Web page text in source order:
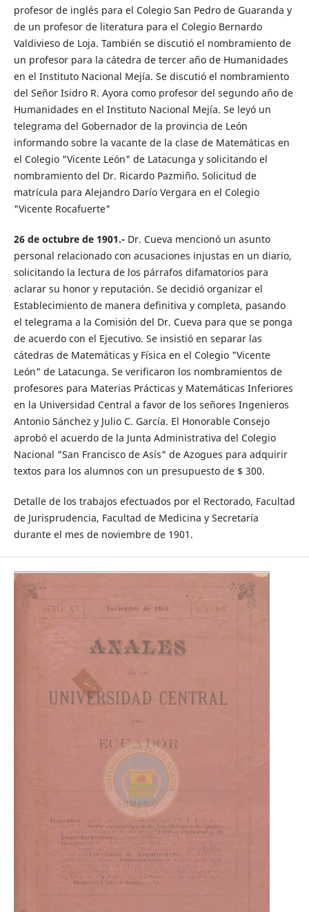
profesor de inglés para el Colegio San Pedro de Guaranda y
de un profesor de literatura para el Colegio Bernardo
Valdivieso de Loja. También se discutió el nombramiento de
un profesor para la cátedra de tercer año de Humanidades
en el Instituto Nacional Mejía. Se discutió el nombramiento
del Señor Isidro R. Ayora como profesor del segundo año de
Humanidades en el Instituto Nacional Mejía. Se leyó un
telegrama del Gobernador de la provincia de León
informando sobre la vacante de la clase de Matemáticas en
el Colegio "Vicente León" de Latacunga y solicitando el
nombramiento del Dr. Ricardo Pazmiño. Solicitud de
matrícula para Alejandro Darío Vergara en el Colegio
"Vicente Rocafuerte"
26 de octubre de 1901.- Dr. Cueva mencionó un asunto
personal relacionado con acusaciones injustas en un diario,
solicitando la lectura de los párrafos difamatorios para
aclarar su honor y reputación. Se decidió organizar el
Establecimiento de manera definitiva y completa, pasando
el telegrama a la Comisión del Dr. Cueva para que se ponga
de acuerdo con el Ejecutivo. Se insistió en separar las
cátedras de Matemáticas y Física en el Colegio "Vicente
León" de Latacunga. Se verificaron los nombramientos de
profesores para Materias Prácticas y Matemáticas Inferiores
en la Universidad Central a favor de los señores Ingenieros
Antonio Sánchez y Julio C. García. El Honorable Consejo
aprobó el acuerdo de la Junta Administrativa del Colegio
Nacional "San Francisco de Asís" de Azogues para adquirir
textos para los alumnos con un presupuesto de $ 300.
Detalle de los trabajos efectuados por el Rectorado, Facultad
de Jurisprudencia, Facultad de Medicina y Secretaría
durante el mes de noviembre de 1901.